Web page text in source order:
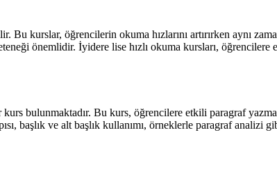
Bu kurslar, öğrencilerin okuma hızlarını artırırken aynı
önemlidir. İyidere lise hızlı okuma kursları,
bulunmaktadır. Bu kurs, öğrencilere etkili paragraf
başlık ve alt başlık kullanımı, örneklerle paragraf analizi